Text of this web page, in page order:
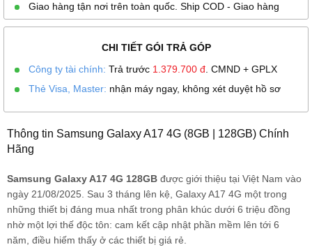
Giao hàng tận nơi trên toàn quốc. Ship COD - Giao hàng
CHI TIẾT GÓI TRẢ GÓP
Công ty tài chính: Trả trước 1.379.700 đ . CMND + GPLX
Thẻ Visa, Master: nhận máy ngay, không xét duyệt hồ sơ
Thông tin Samsung Galaxy A17 4G (8GB | 128GB) Chính
Hãng
Samsung Galaxy A17 4G 128GB được giới thiệu tại Việt Nam vào
ngày 21/08/2025. Sau 3 tháng lên kệ, Galaxy A17 4G một trong
những thiết bị đáng mua nhất trong phân khúc dưới 6 triệu đồng
nhờ một lợi thế độc tôn: cam kết cập nhật phần mềm lên tới 6
năm, điều hiếm thấy ở các thiết bị giá rẻ.